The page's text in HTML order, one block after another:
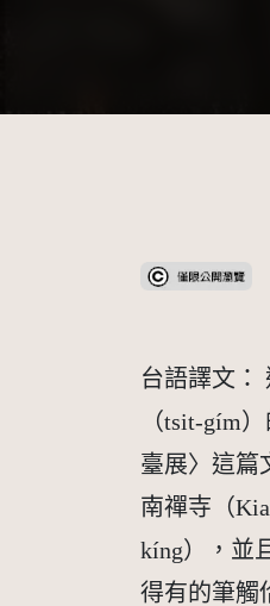
台語譯文：
（tsit-gím
臺展〉這篇
南禪寺（
kíng），並
得有的筆觸